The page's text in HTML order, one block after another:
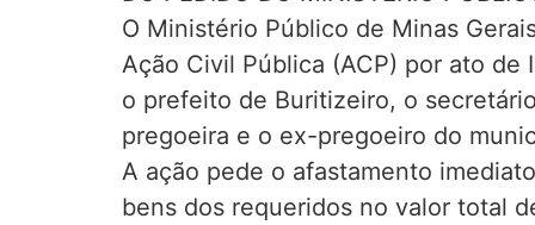
O Ministério Público de Minas
Ação Civil Pública (ACP) por ato de
o prefeito de Buritizeiro, o
pregoeira e o ex-pregoeiro do
A ação pede o afastamento
bens dos requeridos no valor total